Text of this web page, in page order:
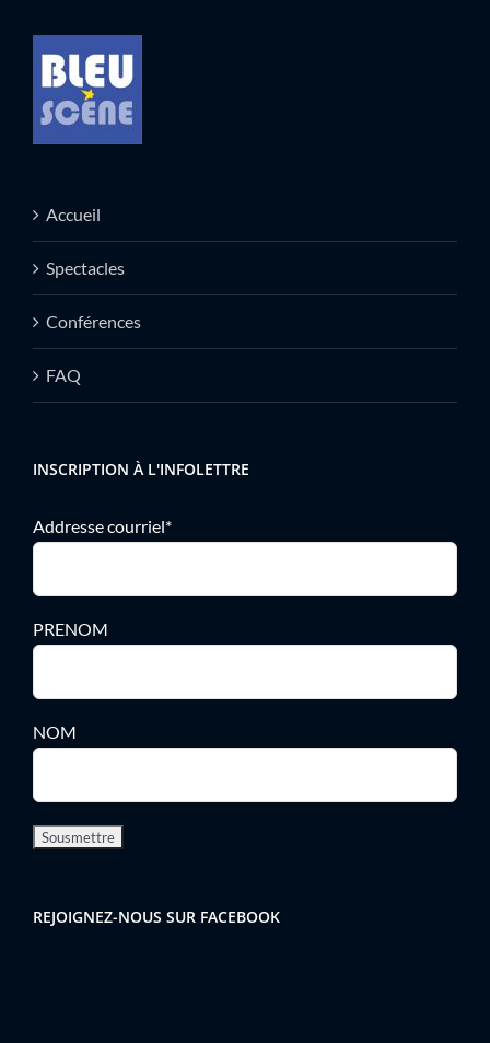
Accueil
Spectacles
Conférences
FAQ
INSCRIPTION À L'INFOLETTRE
Addresse courriel*
PRENOM
NOM
REJOIGNEZ-NOUS SUR FACEBOOK